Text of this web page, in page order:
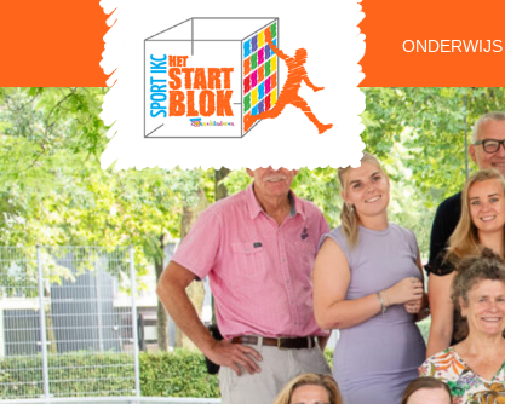
ONDERWIJS